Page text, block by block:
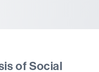
of Social